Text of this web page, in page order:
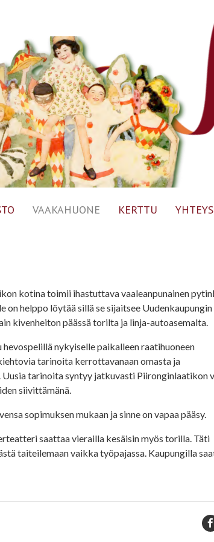
VAAKAHUONE KERTTU
kotina toimii ihastuttava vaaleanpunainen
on helppo löytää sillä se sijaitsee Uudenkaupungin
kivenheiton päässä torilta ja linja-autoasemalta.
hevospelillä nykyiselle paikalleen raatihuoneen
tarinoita kerrottavanaan omasta ja
tarinoita syntyy jatkuvasti Piironginlaatikon
siivittämänä.
sopimuksen mukaan ja sinne on vapaa pääsy.
saattaa vierailla kesäisin myös torilla. Täti
taiteilemaan vaikka työpajassa. Kaupungilla